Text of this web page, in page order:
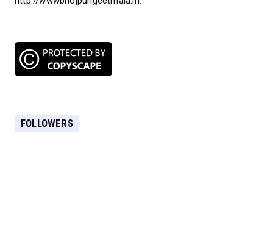
FOLLOWERS